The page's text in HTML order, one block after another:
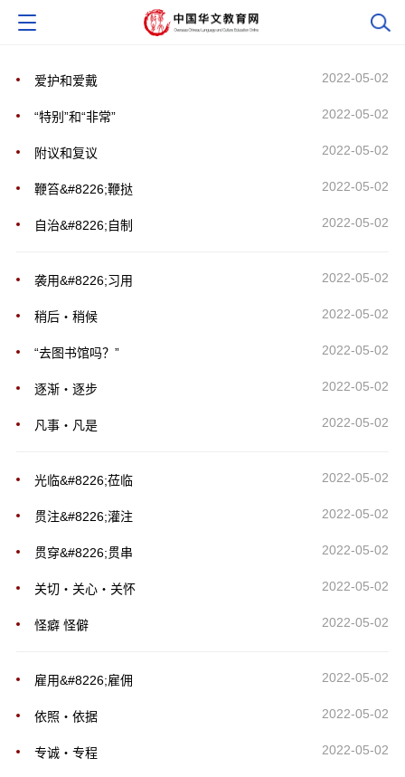
爱护和爱戴 2022-05-02
“特别”和“非常” 2022-05-02
附议和复议 2022-05-02
鞭笞&#8226;鞭挞 2022-05-02
自治&#8226;自制 2022-05-02
袭用&#8226;习用 2022-05-02
稍后・稍候 2022-05-02
“去图书馆吗？” 2022-05-02
逐渐・逐步 2022-05-02
凡事・凡是 2022-05-02
光临&#8226;莅临 2022-05-02
贯注&#8226;灌注 2022-05-02
贯穿&#8226;贯串 2022-05-02
关切・关心・关怀 2022-05-02
怪癖 怪僻 2022-05-02
雇用&#8226;雇佣 2022-05-02
依照・依据 2022-05-02
专诚・专程 2022-05-02